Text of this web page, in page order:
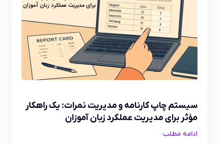
سیستم چاپ کارنامه و مدیریت نمرات: یک راهکار
مؤثر برای مدیریت عملکرد زبان آموزان
ادامه مطلب